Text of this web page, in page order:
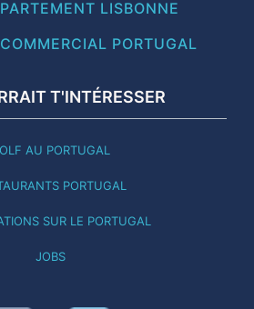
LISBONNE
PORTUGAL
T'INTÉRESSER
AU PORTUGAL
PORTUGAL
SUR LE PORTUGAL
JOBS